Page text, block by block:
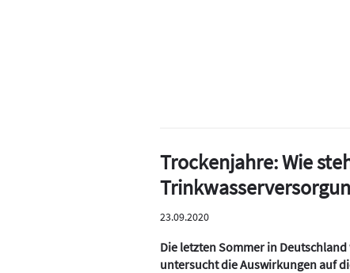
Trockenjahre: Wie
23.09.2020
Die letzten Sommer in
untersucht die Auswirkungen auf